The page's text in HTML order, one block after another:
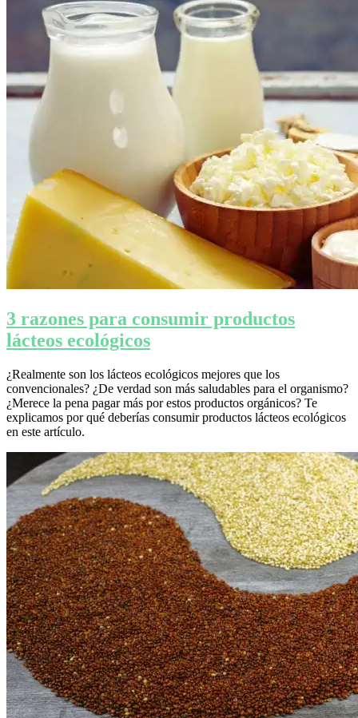
3 razones para consumir productos
lácteos ecológicos
¿Realmente son los lácteos ecológicos mejores que los
convencionales? ¿De verdad son más saludables para el organismo?
¿Merece la pena pagar más por estos productos orgánicos? Te
explicamos por qué deberías consumir productos lácteos ecológicos
en este artículo.